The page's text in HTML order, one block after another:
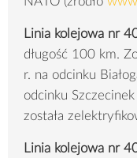
Linia kolejowa nr
długość 100 km.
r. na odcinku
odcinku
została
Linia kolejowa nr